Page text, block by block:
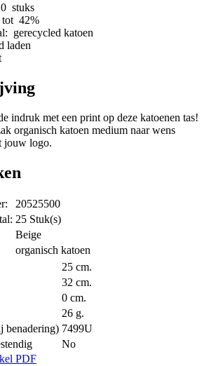
stuks
tot 42%
gerecycled katoen
laden
indruk met een print op deze katoenen tas!
organisch katoen medium naar wens
jouw logo.
20525500
25 Stuk(s)
Beige
organisch katoen
25 cm.
32 cm.
0 cm.
26 g.
benadering) 7499U
No
PDF